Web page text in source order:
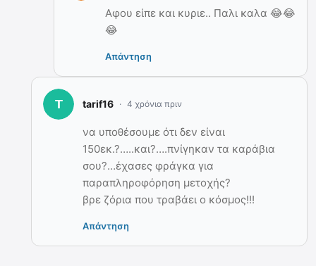
Αφου είπε και κυριε.. Παλι καλα 😂😂
😂
Απάντηση
tarif16 4 χρόνια πριν
να υποθέσουμε ότι δεν είναι
150εκ.?…..και?….πνίγηκαν τα καράβια
σου?…έχασες φράγκα για
παραπληροφόρηση μετοχής?
βρε ζόρια που τραβάει ο κόσμος!!!
Απάντηση